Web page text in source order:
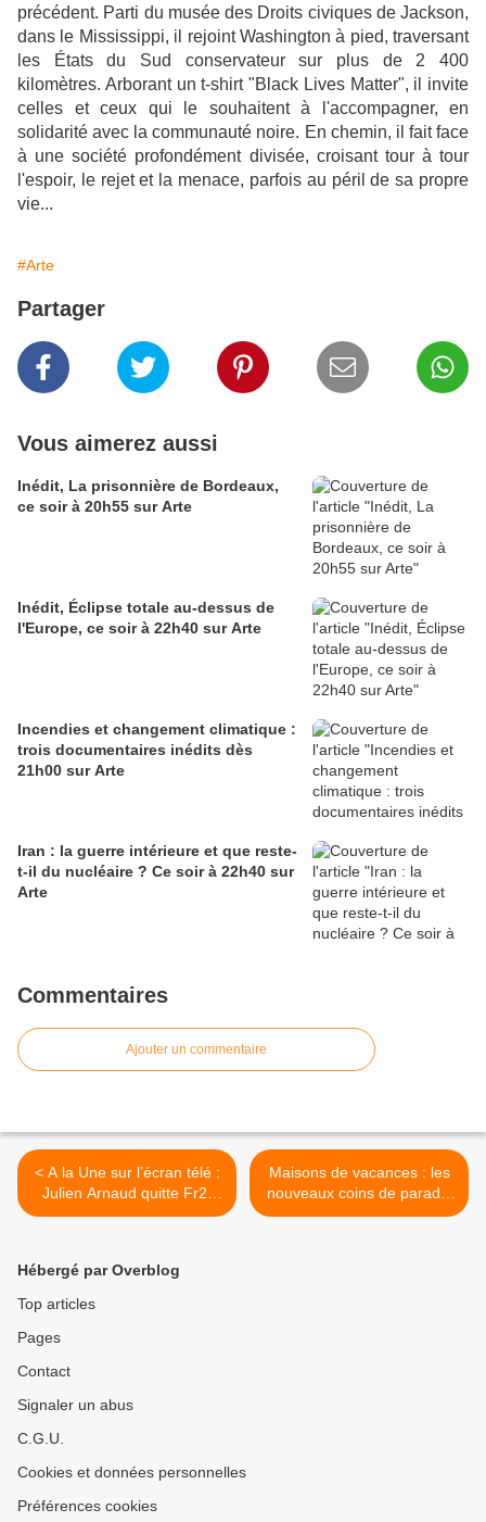
précédent. Parti du musée des Droits civiques de Jackson,
dans le Mississippi, il rejoint Washington à pied, traversant
les États du Sud conservateur sur plus de 2 400
kilomètres. Arborant un t-shirt "Black Lives Matter", il invite
celles et ceux qui le souhaitent à l'accompagner, en
solidarité avec la communauté noire. En chemin, il fait face
à une société profondément divisée, croisant tour à tour
l'espoir, le rejet et la menace, parfois au péril de sa propre
vie...
#Arte
Partager
Vous aimerez aussi
Inédit, La prisonnière de Bordeaux,
ce soir à 20h55 sur Arte
Inédit, Éclipse totale au-dessus de
l'Europe, ce soir à 22h40 sur Arte
Incendies et changement climatique :
trois documentaires inédits dès
21h00 sur Arte
Iran : la guerre intérieure et que reste-
t-il du nucléaire ? Ce soir à 22h40 sur
Arte
Commentaires
Ajouter un commentaire
< A la Une sur l’écran télé :
Julien Arnaud quitte Fr2,
Télématin, Aurélie Casse à
revient sur TF1, Ardisson,
Rentrée de TF1, C l'hebdo,
champion, Lapix, Bouleau,
Broussouloux, Numéro 23,
Fort Boyard, Secret Story,
Maisons de vacances : les
nouveaux coins de paradis
à petit prix, ce soir à 21h10
Hébergé par Overblog
Top articles
Pages
Contact
Signaler un abus
C.G.U.
Cookies et données personnelles
Préférences cookies